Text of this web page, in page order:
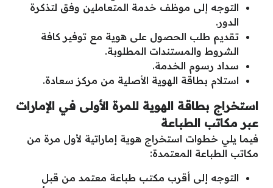
التوجه إلى موظف خدمة المتعاملين وفق لتذكرة
الدور.
تقديم طلب الحصول على هوية مع توفير كافة
الشروط والمستندات المطلوبة.
سداد رسوم الخدمة.
استلام بطاقة الهوية الأصلية من مركز سعادة.
استخراج بطاقة الهوية للمرة الأولى في الإمارات
عبر مكاتب الطباعة
فيما يلي خطوات استخراج هوية إماراتية لأول مرة من
مكاتب الطباعة المعتمدة:
التوجه إلى أقرب مكتب طباعة معتمد من قبل